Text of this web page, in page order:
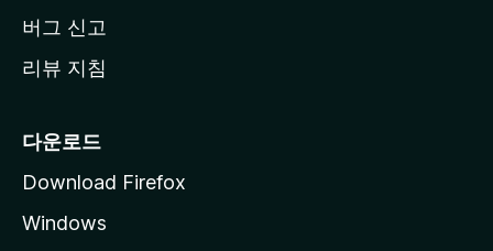
버그 신고
리뷰 지침
다운로드
Download Firefox
Windows